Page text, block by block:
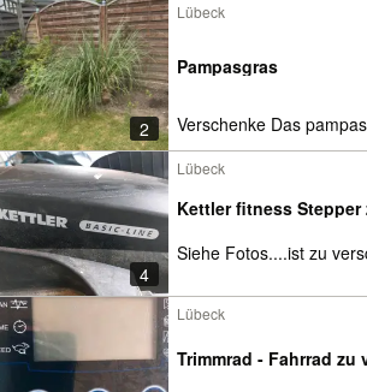
2
Lübeck
Pampasgras
Verschenke Das
4
Lübeck
Kettler
Siehe Fotos....ist zu
Lübeck
Trimmrad -